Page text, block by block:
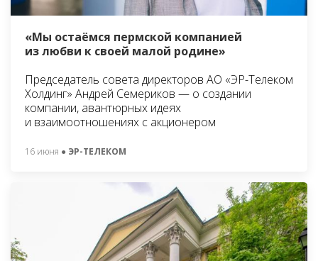
«Мы остаёмся пермской компанией
из любви к своей малой родине»
Председатель совета директоров АО «ЭР-Телеком
Холдинг» Андрей Семериков — о создании
компании, авантюрных идеях
и взаимоотношениях с акционером
16 июня ● ЭР-ТЕЛЕКОМ